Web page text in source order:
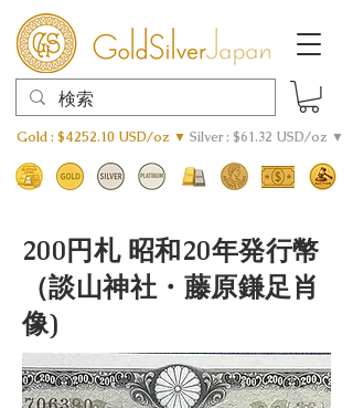
Gold : $4252.10 USD/oz ▼ Silver : $61.32 USD/oz ▼
200円札 昭和20年発行幣
（談山神社・藤原鎌足肖
像)